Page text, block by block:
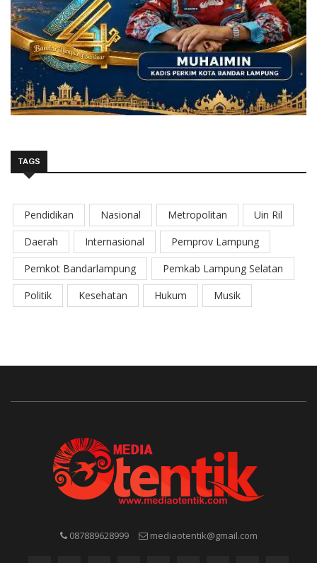
TAGS
Pendidikan Nasional Metropolitan
Uin Ril
Daerah
Internasional
Pemprov Lampung
Pemkot Bandarlampung
Pemkab Lampung Selatan
Politik
Kesehatan Hukum Musik
087889628999 mediaotentik@gmail.com